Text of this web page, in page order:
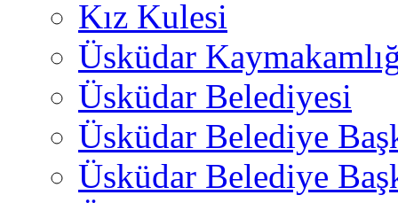
Kız Kulesi
Üsküdar
Üsküdar Belediyesi
Üsküdar Belediye
Üsküdar Belediye